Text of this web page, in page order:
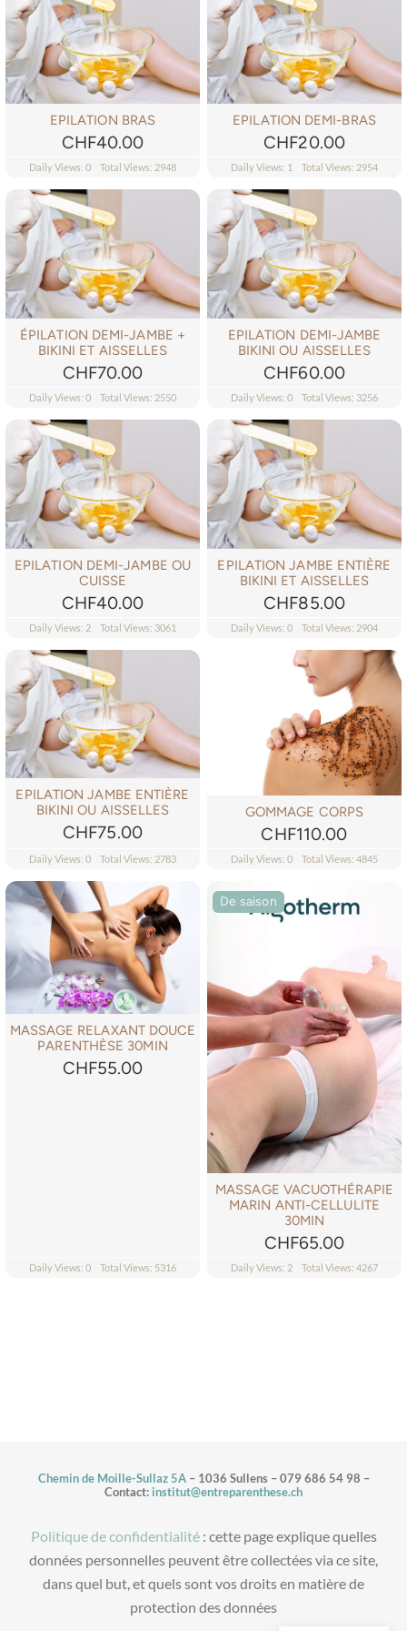
RÉSERVATION – SALONKEE
BLOG
Bouche
Maquillage Permanent
Bon Cadeau-Formations
EPILATION BRAS
CHF40.00
Daily Views: 0 Total Views: 2948
EPILATION DEMI-BRAS
CHF20.00
Daily Views: 1 Total Views: 2954
ÉPILATION DEMI-JAMBE +
BIKINI ET AISSELLES
CHF70.00
Daily Views: 0 Total Views: 2550
EPILATION DEMI-JAMBE
BIKINI OU AISSELLES
CHF60.00
Daily Views: 0 Total Views: 3256
EPILATION DEMI-JAMBE OU
CUISSE
CHF40.00
Daily Views: 2 Total Views: 3061
EPILATION JAMBE ENTIÈRE
BIKINI ET AISSELLES
CHF85.00
Daily Views: 0 Total Views: 2904
EPILATION JAMBE ENTIÈRE
BIKINI OU AISSELLES
CHF75.00
Daily Views: 0 Total Views: 2783
GOMMAGE CORPS
CHF110.00
Daily Views: 0 Total Views: 4845
MASSAGE RELAXANT DOUCE
PARENTHÈSE 30MIN
CHF55.00
Daily Views: 0 Total Views: 5316
De saison
MASSAGE VACUOTHÉRAPIE
MARIN ANTI-CELLULITE
30MIN
CHF65.00
Daily Views: 2 Total Views: 4267
Chemin de Moille-Sullaz 5A– 1036 Sullens – 079 686 54 98 –
Contact: institut@entreparenthese.ch
Politique de confidentialité: cette page explique quelles
données personnelles peuvent être collectées via ce site,
dans quel but, et quels sont vos droits en matière de
protection des données